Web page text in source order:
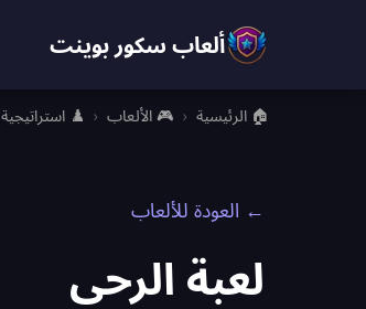
ألعاب سكور بوينت
🏠 الرئيسية › 🎮 الألعاب › ♟️ استراتيجية
← العودة للألعاب
لعبة الرحى